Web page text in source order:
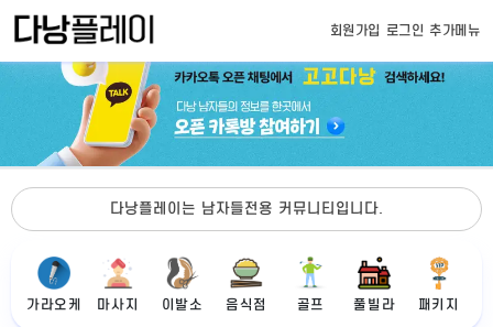
회원가입 로그인 추가메뉴
다낭플레이는 남자들전용 커뮤니티입니다.
가라오케 마사지 이발소 음식점 골프 풀빌라 패키지